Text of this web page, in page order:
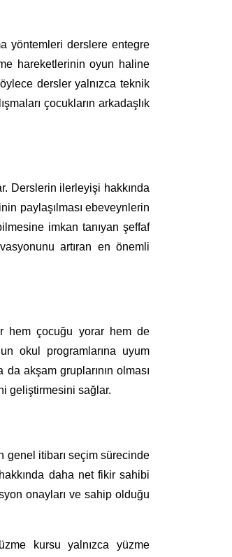
yöntemleri derslere entegre
hareketlerinin oyun haline
dersler yalnızca teknik
çocukların arkadaşlık
Derslerin ilerleyişi hakkında
paylaşılması ebeveynlerin
imkan tanıyan şeffaf
artıran en önemli
hem çocuğu yorar hem de
okul programlarına uyum
akşam gruplarının olması
geliştirmesini sağlar.
genel itibarı seçim sürecinde
daha net fikir sahibi
onayları ve sahip olduğu
kursu yalnızca yüzme